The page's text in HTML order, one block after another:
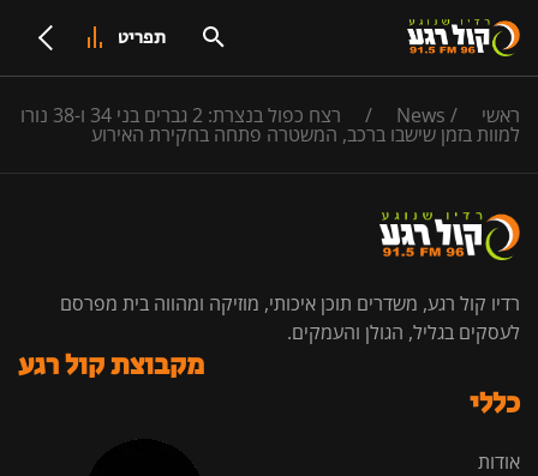
תפריט
ראשי /
News
/ רצח כפול בנצרת: 2 גברים בני 34 ו-38 נורו
למוות בזמן שישבו ברכב, המשטרה פתחה בחקירת האירוע
רדיו קול רגע, משדרים תוכן איכותי, מוזיקה ומהווה בית מפרסם
לעסקים בגליל, הגולן והעמקים.
כללי
אודות
מקבוצת קול רגע